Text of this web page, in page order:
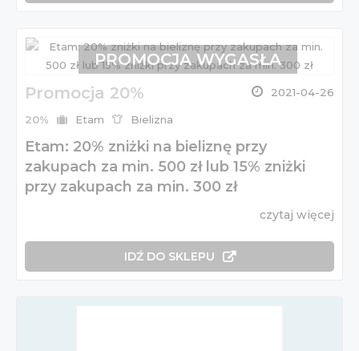
Promocja 20% 2021-04-26
20% Etam Bielizna
Etam: 20% zniżki na bieliznę przy
zakupach za min. 500 zł lub 15% zniżki
przy zakupach za min. 300 zł
czytaj więcej
IDŹ DO SKLEPU
PROMOCJA WYGASŁA